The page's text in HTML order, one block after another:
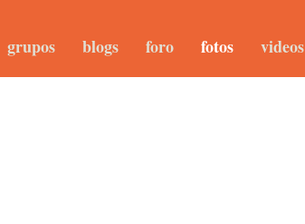
grupos blogs foro fotos videos